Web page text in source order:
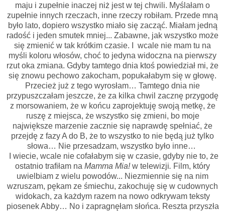
maju i zupełnie inaczej niż jest w tej chwili. Myślałam o
zupełnie innych rzeczach, inne rzeczy robiłam. Przede mną
było lato, dopiero wszystko miało się zacząć. Miałam jedną
radość i jeden smutek mniej... Zabawne, jak wszystko może
się zmienić w tak krótkim czasie. I wcale nie mam tu na
myśli koloru włosów, choć to jedyna widoczna na pierwszy
rzut oka zmiana. Gdyby tamtego dnia ktoś powiedział mi, że
się znowu pechowo zakocham, popukałabym się w głowę.
Przecież już z tego wyrosłam… Tamtego dnia nie
przypuszczałam jeszcze, że za kilka chwil zacznę przygodę
z morsowaniem, że w końcu zaprojektuję swoją metkę, że
ruszę z miejsca, że wszystko się zmieni, bo moje
największe marzenie zacznie się naprawdę spełniać, że
przejdę z fazy A do B, że to wszystko to nie będą już tylko
słowa… Nie przesadzam, wszystko było inne…
I wiecie, wcale nie cofałabym się w czasie, gdyby nie to, że
ostatnio trafiłam na Mamma Mia!w telewizji. Film, który
uwielbiam z wielu powodów... Niezmiennie się na nim
wzruszam, pękam ze śmiechu, zakochuję się w cudownych
widokach, za każdym razem na nowo odkrywam teksty
piosenek Abby… No i zapragnęłam słońca. Reszta przyszła